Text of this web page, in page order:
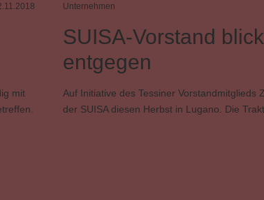
mit
Unternehmen
SUISA-Vorstand
entgegen
Auf Initiative des Tessiner Vorstandmitglieds
der SUISA diesen Herbst in Lugano. Die